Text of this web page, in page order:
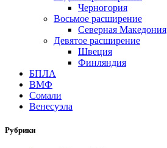
Черногория
Восьмое расширение
Северная Македония
Девятое расширение
Швеция
Финляндия
БПЛА
ВМФ
Сомали
Венесуэла
Рубрики